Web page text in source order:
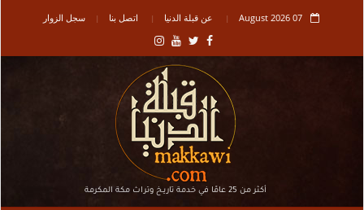
07 August 2026 عن قبلة الدنيا اتصل بنا سجل الزوار
أكثر من 25 عامًا في خدمة تاريـخ وتراث مكة المكرمة